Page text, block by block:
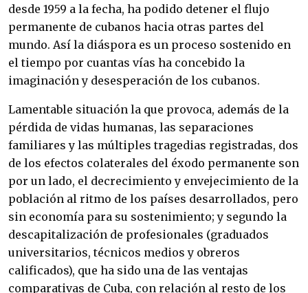
desde 1959 a la fecha, ha podido detener el flujo
permanente de cubanos hacia otras partes del
mundo. Así la diáspora es un proceso sostenido en
el tiempo por cuantas vías ha concebido la
imaginación y desesperación de los cubanos.
Lamentable situación la que provoca, además de la
pérdida de vidas humanas, las separaciones
familiares y las múltiples tragedias registradas, dos
de los efectos colaterales del éxodo permanente son
por un lado, el decrecimiento y envejecimiento de la
población al ritmo de los países desarrollados, pero
sin economía para su sostenimiento; y segundo la
descapitalización de profesionales (graduados
universitarios, técnicos medios y obreros
calificados), que ha sido una de las ventajas
comparativas de Cuba, con relación al resto de los